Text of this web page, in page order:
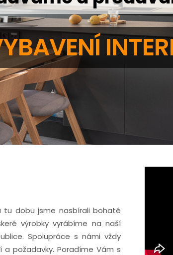
tu dobu jsme nasbírali bohaté
výrobky vyrábíme na naší
Spolupráce s námi vždy
požadavky. Poradíme Vám s